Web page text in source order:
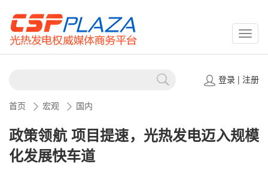
登录| 注册
首页 宏观 国内
政策领航 项目提速，光热发电迈入规模
化发展快车道